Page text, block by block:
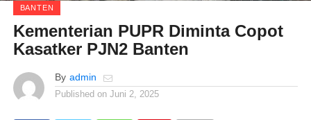
BANTEN
Kementerian PUPR Diminta Copot
Kasatker PJN2 Banten
By admin
Published on Juni 2, 2025